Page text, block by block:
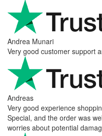
Andrea Munari
Very good customer support
Andreas
Very good experience
Special, and the order was
worries about potential